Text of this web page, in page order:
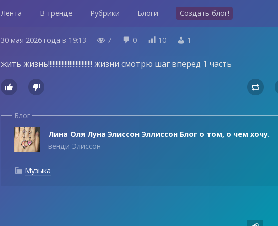
Лента В тренде Рубрики Блоги Создать блог!
30 мая 2026 года в 19:13  7  0  10  1
жить жизнь!!!!!!!!!!!!!!!!!!!!!!!!!!!!! жизни смотрю шаг вперед 1 часть
  
Блог
Лина Оля Луна Элиссон Эллиссон Блог о том, о чем хочу.
венди Элиссон
 Музыка